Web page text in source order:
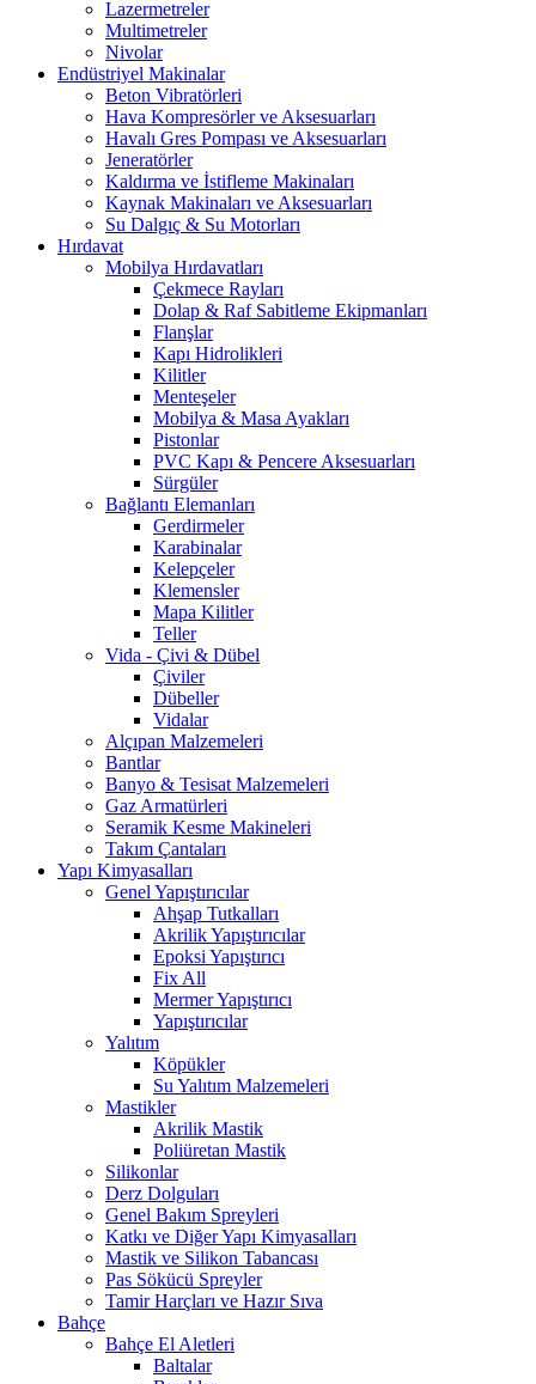
Lazermetreler
Multimetreler
Nivolar
Endüstriyel Makinalar
Beton Vibratörleri
Hava Kompresörler ve Aksesuarları
Havalı Gres Pompası ve Aksesuarları
Jeneratörler
Kaldırma ve İstifleme Makinaları
Kaynak Makinaları ve Aksesuarları
Su Dalgıç & Su Motorları
Hırdavat
Mobilya Hırdavatları
Çekmece Rayları
Dolap & Raf Sabitleme Ekipmanları
Flanşlar
Kapı Hidrolikleri
Kilitler
Menteşeler
Mobilya & Masa Ayakları
Pistonlar
PVC Kapı & Pencere Aksesuarları
Sürgüler
Bağlantı Elemanları
Gerdirmeler
Karabinalar
Kelepçeler
Klemensler
Mapa Kilitler
Teller
Vida - Çivi & Dübel
Çiviler
Dübeller
Vidalar
Alçıpan Malzemeleri
Bantlar
Banyo & Tesisat Malzemeleri
Gaz Armatürleri
Seramik Kesme Makineleri
Takım Çantaları
Yapı Kimyasalları
Genel Yapıştırıcılar
Ahşap Tutkalları
Akrilik Yapıştırıcılar
Epoksi Yapıştırıcı
Fix All
Mermer Yapıştırıcı
Yapıştırıcılar
Yalıtım
Köpükler
Su Yalıtım Malzemeleri
Mastikler
Akrilik Mastik
Poliüretan Mastik
Silikonlar
Derz Dolguları
Genel Bakım Spreyleri
Katkı ve Diğer Yapı Kimyasalları
Mastik ve Silikon Tabancası
Pas Sökücü Spreyler
Tamir Harçları ve Hazır Sıva
Bahçe
Bahçe El Aletleri
Baltalar